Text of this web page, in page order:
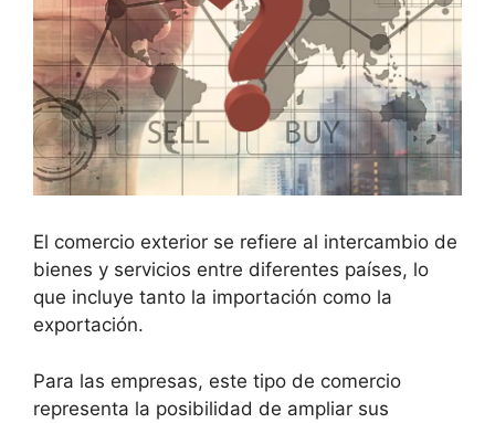
El comercio exterior se refiere al intercambio de
bienes y servicios entre diferentes países, lo
que incluye tanto la importación como la
exportación.
Para las empresas, este tipo de comercio
representa la posibilidad de ampliar sus